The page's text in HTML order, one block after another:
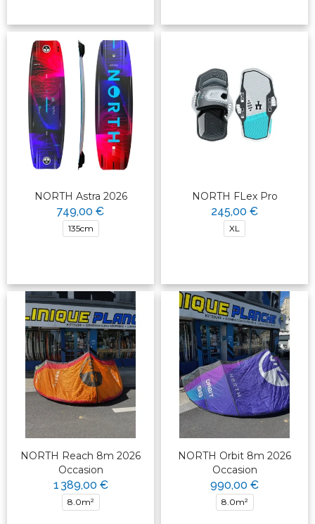
NORTH Astra 2026
749,00 €
135cm
NORTH FLex Pro
245,00 €
XL
NORTH Reach 8m 2026
Occasion
1 389,00 €
8.0m²
NORTH Orbit 8m 2026
Occasion
990,00 €
8.0m²